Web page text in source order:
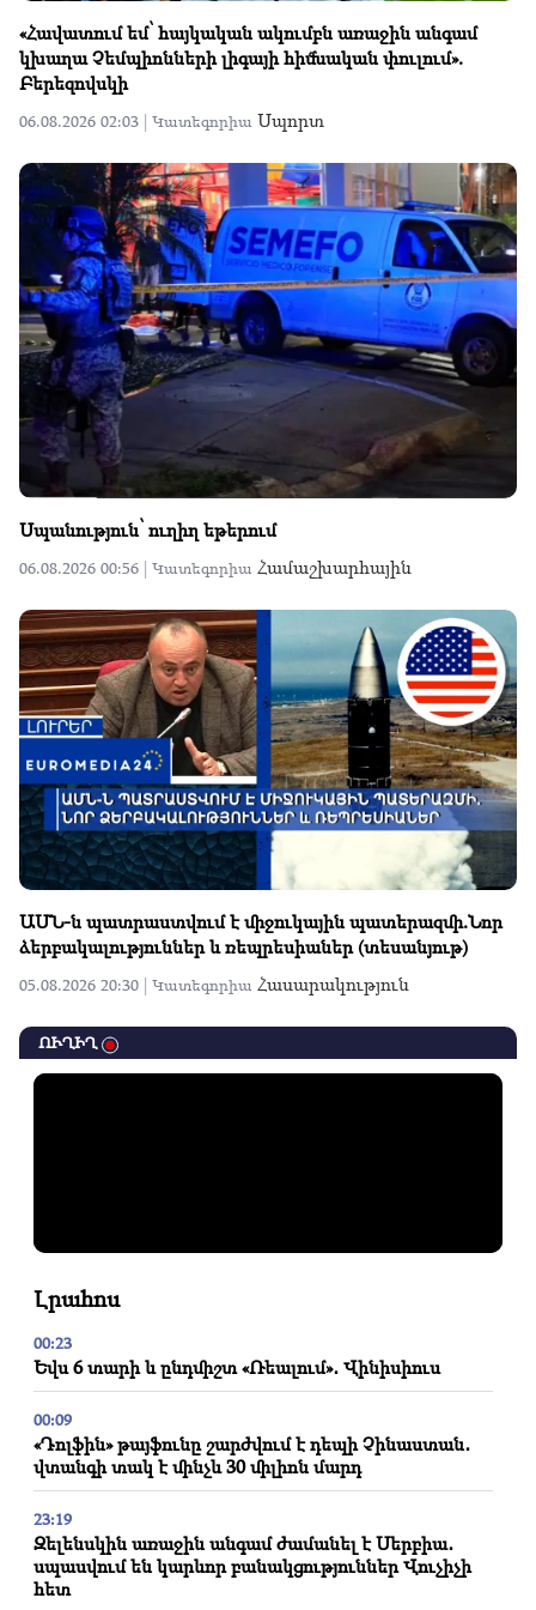
«Հավատում եմ՝ հայկական ակումբն առաջին անգամ
կխաղա Չեմպիոնների լիգայի հիմնական փուլում».
Բերեզովսկի
06.08.2026 02:03 | Կատեգորիա Սպորտ
Սպանություն՝ ուղիղ եթերում
06.08.2026 00:56 | Կատեգորիա Համաշխարհային
ԱՄՆ-ն պատրաստվում է միջուկային պատերազմի.Նոր
ձերբակալություններ և ռեպրեսիաներ (տեսանյութ)
05.08.2026 20:30 | Կատեգորիա Հասարակություն
ՈՒՂԻՂ
Լրահոս
00:23
Եվս 6 տարի և ընդմիշտ «Ռեալում»․ Վինիսիուս
00:09
«Դոլֆին» թայֆունը շարժվում է դեպի Չինաստան․
վտանգի տակ է մինչև 30 միլիոն մարդ
23:19
Զելենսկին առաջին անգամ ժամանել է Սերբիա․
սպասվում են կարևոր բանակցություններ Վուչիչի
հետ